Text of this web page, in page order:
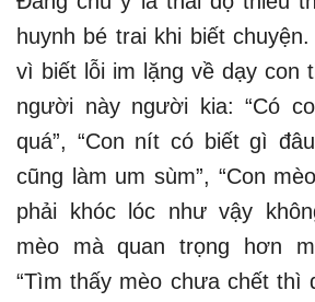
huynh bé trai khi biết
vì biết lỗi im lặng về dạy con
người này người kia: “Có
quá”, “Con nít có biết gì
cũng làm um sùm”, “Con
phải khóc lóc như vậy
mèo mà quan trọng hơn
“Tìm thấy mèo chưa chết thì